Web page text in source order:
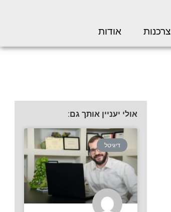
צרכנות אודות
אולי יעניין אותך גם:
דיגיטל